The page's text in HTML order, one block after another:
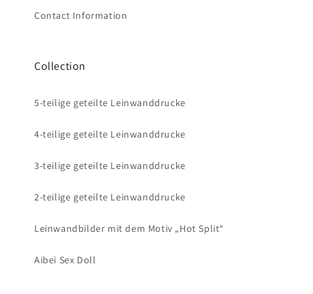
Contact Information
Collection
5-teilige geteilte Leinwanddrucke
4-teilige geteilte Leinwanddrucke
3-teilige geteilte Leinwanddrucke
2-teilige geteilte Leinwanddrucke
Leinwandbilder mit dem Motiv „Hot Split“
Aibei Sex Doll